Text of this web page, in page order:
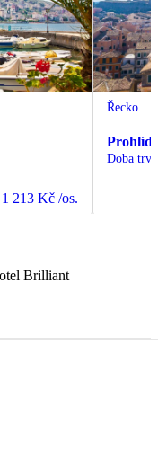
1 213 Kč /os.
Řecko
Doba
Brilliant